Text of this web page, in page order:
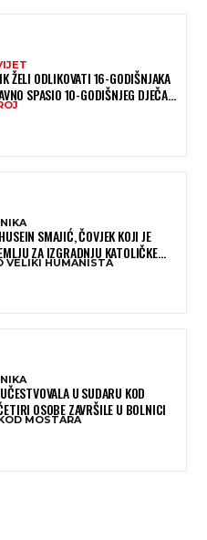
ŽELI ODLIKOVATI 16-GODIŠNJAKA
SPASIO 10-GODIŠNJEG DJEČAKA
VALOVA
SMAJIĆ, ČOVJEK KOJI JE
ZA IZGRADNJU KATOLIČKE
VELIKI HUMANISTA
U SUDARU KOD
OSOBE ZAVRŠILE U BOLNICI
MOSTARA